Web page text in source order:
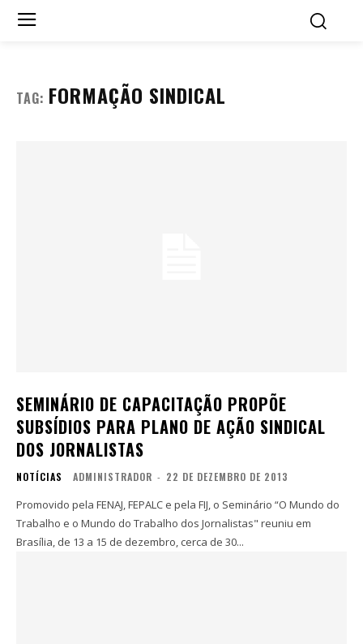
TAG: FORMAÇÃO SINDICAL
SEMINÁRIO DE CAPACITAÇÃO PROPÕE
SUBSÍDIOS PARA PLANO DE AÇÃO SINDICAL
DOS JORNALISTAS
NOTÍCIAS ADMINISTRADOR - 22 DE DEZEMBRO DE 2013
Promovido pela FENAJ, FEPALC e pela FIJ, o Seminário “O Mundo do
Trabalho e o Mundo do Trabalho dos Jornalistas" reuniu em
Brasília, de 13 a 15 de dezembro, cerca de 30...